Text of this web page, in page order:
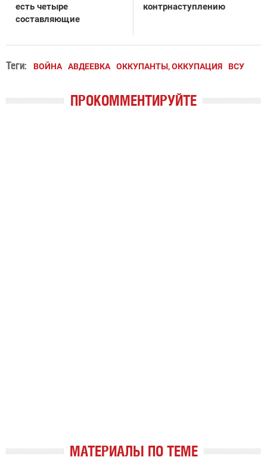
есть четыре
составляющие
контрнаступлению
Теги: ВОЙНА АВДЕЕВКА ОККУПАНТЫ, ОККУПАЦИЯ ВСУ
ПРОКОММЕНТИРУЙТЕ
МАТЕРИАЛЫ ПО ТЕМЕ